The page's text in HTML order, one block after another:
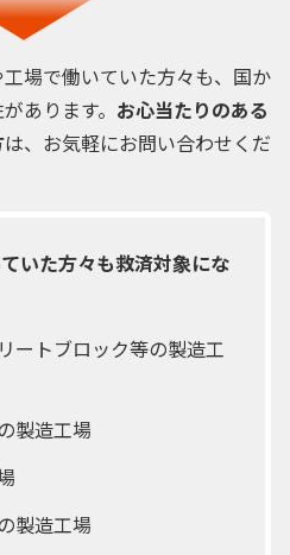
場で働いていた方々も、国か
あります。 お心当たりのある
は、お気軽にお問い合わせくだ
いた方々も救済対象にな
ートブロック等の製造工
製造工場
製造工場